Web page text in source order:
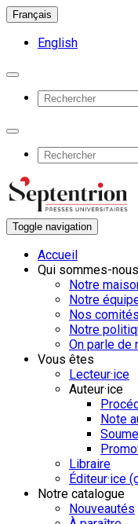
Français
English
Toggle navigation
Accueil
Qui sommes-
Notre
Notre
Nos
Notre
On parle de
Vous êtes
Lecteur·ice
Auteur·ice
Note
Libraire
Éditeur·ice
Notre catalogue
Nouveautés